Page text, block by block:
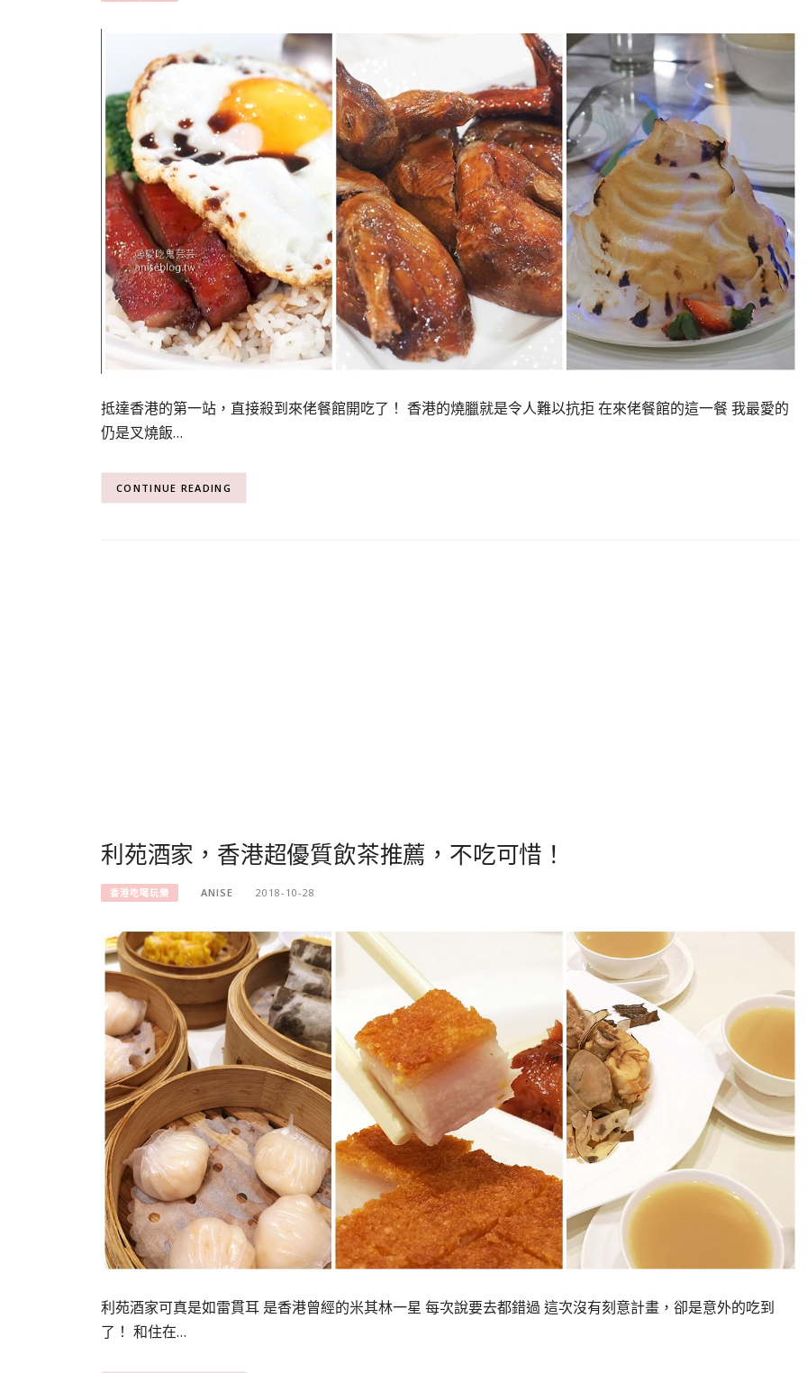
抵達香港的第一站，直接殺到來佬餐館開吃了！ 香港的燒臘就是令人難以抗拒 在來佬餐館的這一餐 我最愛的
仍是叉燒飯…
CONTINUE READING
利苑酒家，香港超優質飲茶推薦，不吃可惜！
香港吃喝玩樂 ANISE 2018-10-28
利苑酒家可真是如雷貫耳 是香港曾經的米其林一星 每次說要去都錯過 這次沒有刻意計畫，卻是意外的吃到
了！ 和住在…